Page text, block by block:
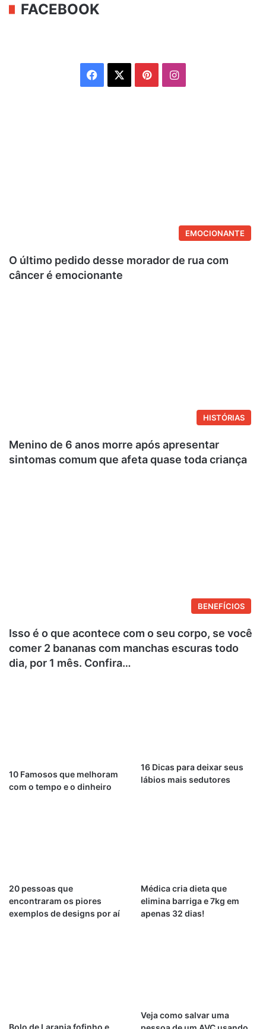
FACEBOOK
Facebook PinterestInstagram
EMOCIONANTE
O último pedido desse morador de rua com
câncer é emocionante
HISTÓRIAS
Menino de 6 anos morre após apresentar
sintomas comum que afeta quase toda criança
BENEFÍCIOS
Isso é o que acontece com o seu corpo, se você
comer 2 bananas com manchas escuras todo
dia, por 1 mês. Confira…
10 Famosos que melhoram
com o tempo e o dinheiro
16 Dicas para deixar seus
lábios mais sedutores
20 pessoas que
encontraram os piores
exemplos de designs por aí
Médica cria dieta que
elimina barriga e 7kg em
apenas 32 dias!
Bolo de Laranja fofinho e
Veja como salvar uma